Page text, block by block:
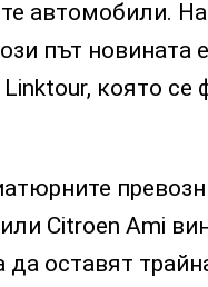
автомобили.
път новината
която се
Citroen Ami
да оставят